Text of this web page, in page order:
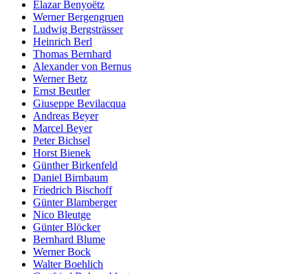
Elazar Benyoëtz
Werner Bergengruen
Ludwig Bergsträsser
Heinrich Berl
Thomas Bernhard
Alexander von Bernus
Werner Betz
Ernst Beutler
Giuseppe Bevilacqua
Andreas Beyer
Marcel Beyer
Peter Bichsel
Horst Bienek
Günther Birkenfeld
Daniel Birnbaum
Friedrich Bischoff
Günter Blamberger
Nico Bleutge
Günter Blöcker
Bernhard Blume
Werner Bock
Walter Boehlich